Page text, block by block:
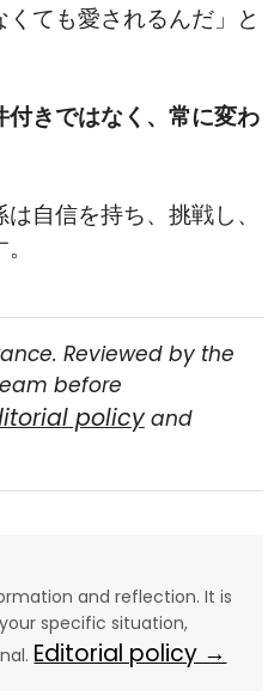
ても愛されるんだ」と
付きではなく、常に変わ
自信を持ち、挑戦し、
Reviewed by the
before
policyand
and reflection. It is
specific situation,
Editorial policy →